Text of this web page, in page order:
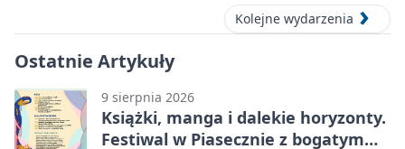
Kolejne wydarzenia
Ostatnie Artykuły
9 sierpnia 2026
Książki, manga i dalekie horyzonty.
Festiwal w Piasecznie z bogatym